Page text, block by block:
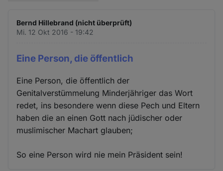
Bernd Hillebrand (nicht überprüft)
Mi. 12 Okt 2016 - 19:42
Eine Person, die öffentlich
Eine Person, die öffentlich der
Genitalverstümmelung Minderjähriger das Wort
redet, ins besondere wenn diese Pech und Eltern
haben die an einen Gott nach jüdischer oder
muslimischer Machart glauben;
So eine Person wird nie mein Präsident sein!